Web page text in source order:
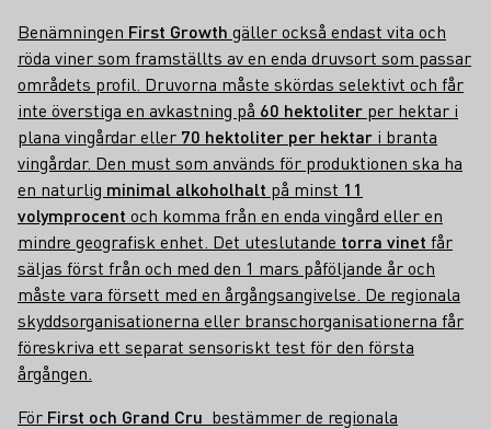
Benämningen First Growth gäller också endast vita och
röda viner som framställts av en enda druvsort som passar
områdets profil. Druvorna måste skördas selektivt och får
inte överstiga en avkastning på 60 hektoliter per hektar i
plana vingårdar eller 70 hektoliter per hektar i branta
vingårdar. Den must som används för produktionen ska ha
en naturlig minimal alkoholhalt på minst 11
volymprocent och komma från en enda vingård eller en
mindre geografisk enhet. Det uteslutande torra vinet får
säljas först från och med den 1 mars påföljande år och
måste vara försett med en årgångsangivelse. De regionala
skyddsorganisationerna eller branschorganisationerna får
föreskriva ett separat sensoriskt test för den första
årgången.
För First och Grand Cru bestämmer de regionala